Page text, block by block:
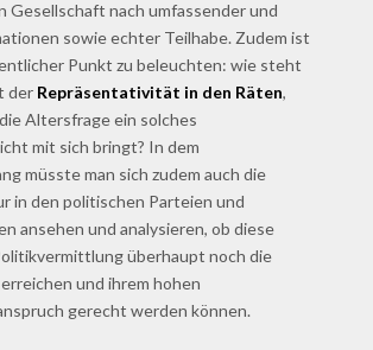
Gesellschaft nach umfassender und
sowie echter Teilhabe. Zudem ist
Punkt zu beleuchten: wie steht
der Repräsentativität in den Räten,
Altersfrage ein solches
mit sich bringt? In dem
müsste man sich zudem auch die
in den politischen Parteien und
ansehen und analysieren, ob diese
überhaupt noch die
und ihrem hohen
gerecht werden können.